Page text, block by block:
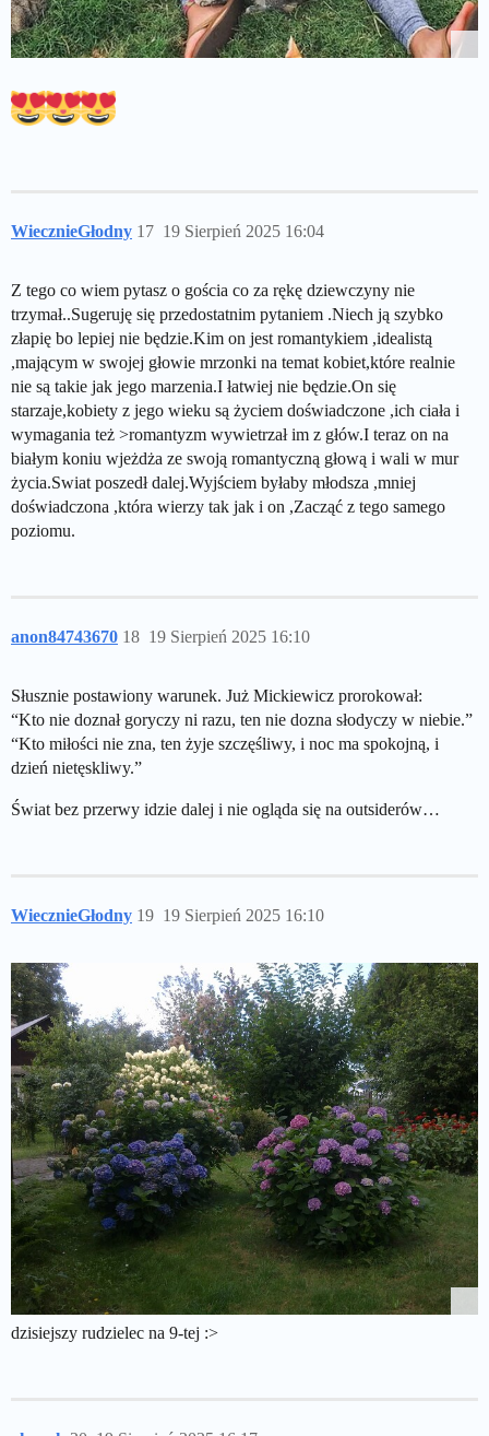
WiecznieGłodny 19 Sierpień 2025 16:04
17
Z tego co wiem pytasz o gościa co za rękę dziewczyny nie
trzymał..Sugeruję się przedostatnim pytaniem .Niech ją szybko
złapię bo lepiej nie będzie.Kim on jest romantykiem ,idealistą
,mającym w swojej głowie mrzonki na temat kobiet,które realnie
nie są takie jak jego marzenia.I łatwiej nie będzie.On się
starzaje,kobiety z jego wieku są życiem doświadczone ,ich ciała i
wymagania też >romantyzm wywietrzał im z głów.I teraz on na
białym koniu wjeżdża ze swoją romantyczną głową i wali w mur
życia.Swiat poszedł dalej.Wyjściem byłaby młodsza ,mniej
doświadczona ,która wierzy tak jak i on ,Zacząć z tego samego
poziomu.
anon84743670 19 Sierpień 2025 16:10
18
Słusznie postawiony warunek. Już Mickiewicz prorokował:
“Kto nie doznał goryczy ni razu, ten nie dozna słodyczy w niebie.”
“Kto miłości nie zna, ten żyje szczęśliwy, i noc ma spokojną, i
dzień nietęskliwy.”
Świat bez przerwy idzie dalej i nie ogląda się na outsiderów…
WiecznieGłodny 19 Sierpień 2025 16:10
19
dzisiejszy rudzielec na 9-tej :>